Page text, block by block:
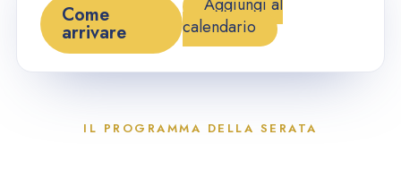
Come
arrivare
calendario
IL PROGRAMMA DELLA SERATA